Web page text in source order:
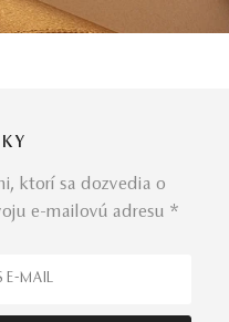
ktorí sa dozvedia o
e-mailovú adresu *